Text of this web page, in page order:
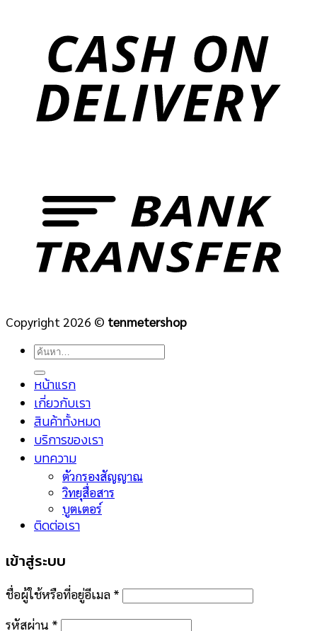
Copyright 2026 © tenmetershop
ค้นหา:
หน้าแรก
เกี่ยวกับเรา
สินค้าทั้งหมด
บริการของเรา
บทความ
ตัวกรองสัญญาณ
วิทยุสื่อสาร
บูตเตอร์
ติดต่อเรา
เข้าสู่ระบบ
ชื่อผู้ใช้หรือที่อยู่อีเมล *
รหัสผ่าน *